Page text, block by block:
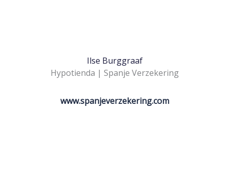
Ilse Burggraaf
Hypotienda | Spanje Verzekering
www.spanjeverzekering.com